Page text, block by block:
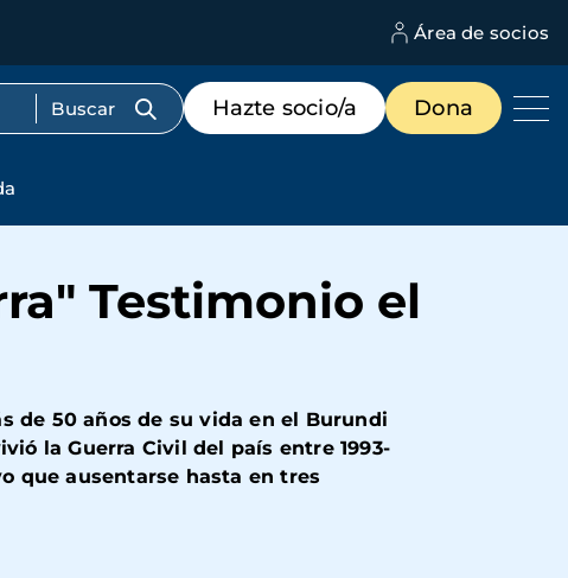
Área de socios
Menú
de
destacados
Hazte socio/a Dona
Testimonio el
de 50 años de su vida en el Burundi
la Guerra Civil del país entre 1993-
que ausentarse hasta en tres